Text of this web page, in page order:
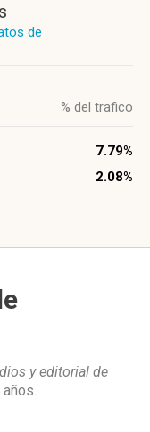
de
% del trafico
7.79%
2.08%
y editorial de
años.